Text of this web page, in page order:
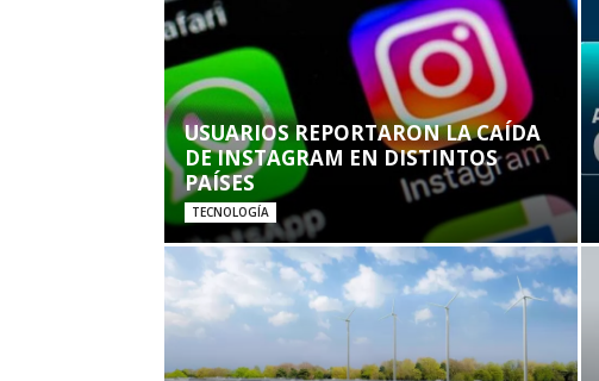
USUARIOS REPORTARON LA CAÍDA
DE INSTAGRAM EN DISTINTOS
PAÍSES
TECNOLOGÍA